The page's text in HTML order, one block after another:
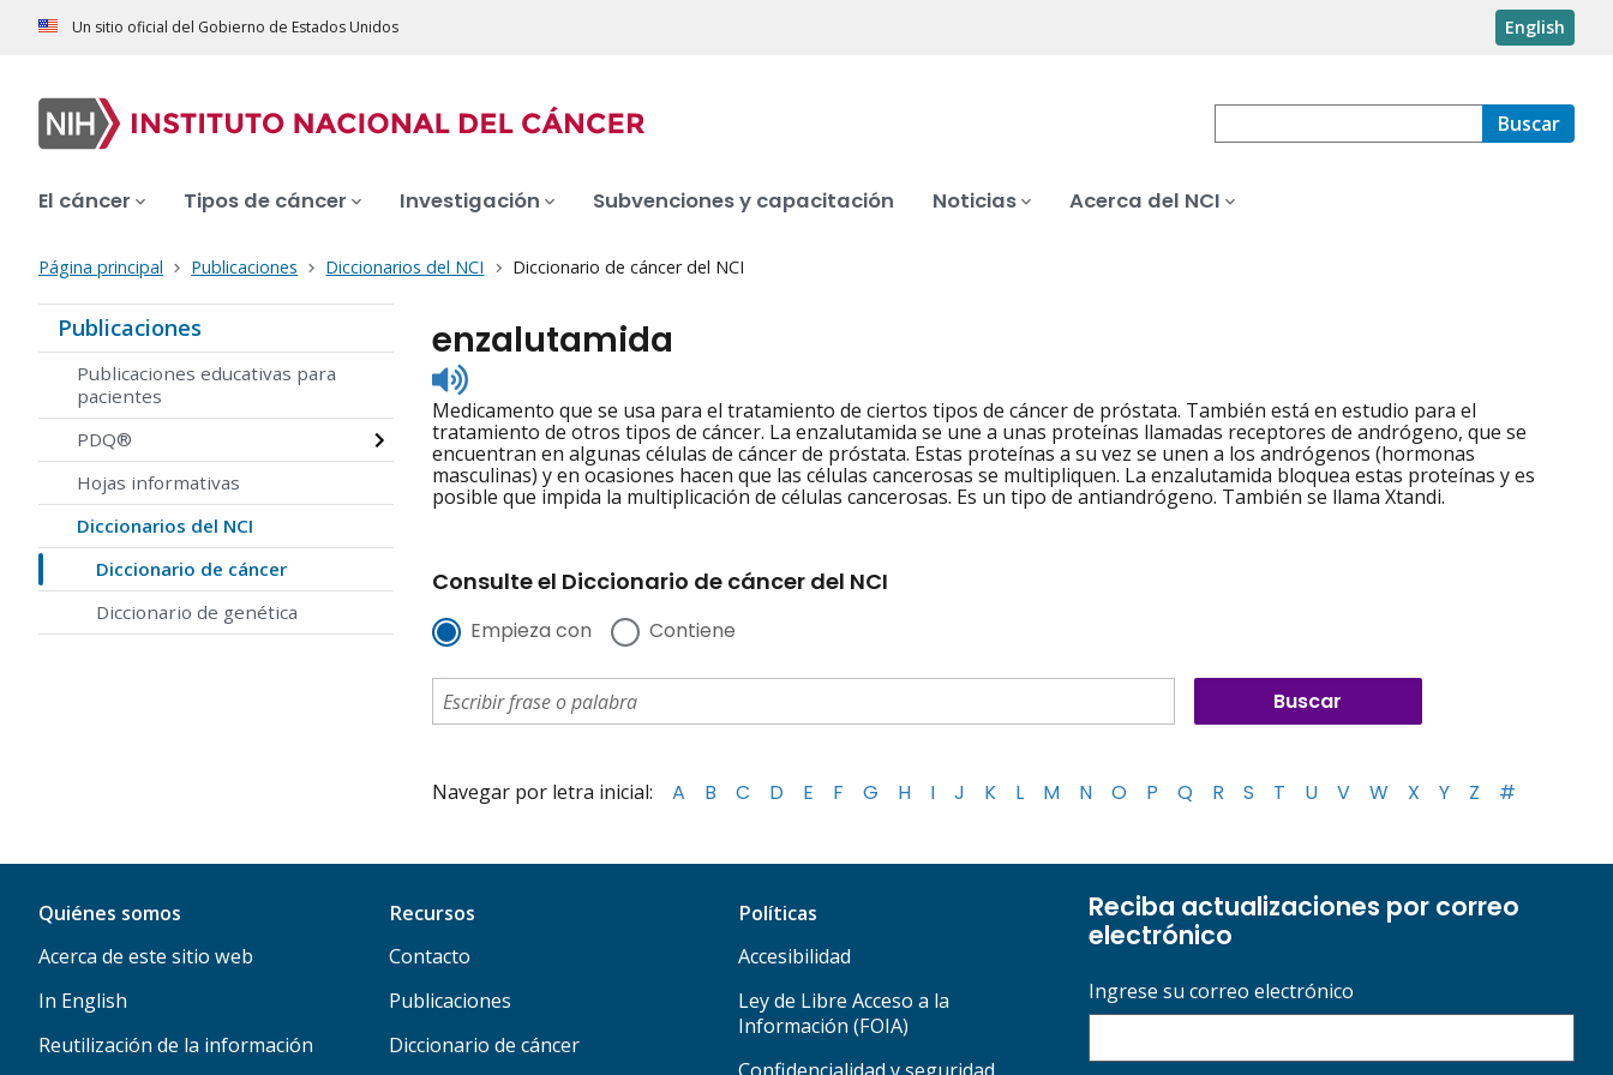
Un sitio oficial del Gobierno de Estados Unidos English
Buscar
El cáncer Tipos de cáncer Investigación Subvenciones y capacitación Noticias Acerca del NCI
Página principal Publicaciones Diccionarios del NCI Diccionario de cáncer del NCI
Publicaciones
Publicaciones educativas para
pacientes
PDQ®
Hojas informativas
Diccionarios del NCI
Diccionario de cáncer
Diccionario de genética
enzalutamida
Listen
to
pronunciation
Medicamento que se usa para el tratamiento de ciertos tipos de cáncer de próstata. También está en estudio para el
tratamiento de otros tipos de cáncer. La enzalutamida se une a unas proteínas llamadas receptores de andrógeno, que se
encuentran en algunas células de cáncer de próstata. Estas proteínas a su vez se unen a los andrógenos (hormonas
masculinas) y en ocasiones hacen que las células cancerosas se multipliquen. La enzalutamida bloquea estas proteínas y es
posible que impida la multiplicación de células cancerosas. Es un tipo de antiandrógeno. También se llama Xtandi.
Consulte el Diccionario de cáncer del NCI
Empieza con Contiene
Navegar por letra inicial: A B C D E F G H I J K L M N O P Q R S T U V W X Y Z #
Quiénes somos
Acerca de este sitio web
In English
Reutilización de la información
Recursos
Contacto
Publicaciones
Diccionario de cáncer
Políticas
Accesibilidad
Ley de Libre Acceso a la
Información (FOIA)
Reciba actualizaciones por correo
electrónico
Ingrese su correo electrónico